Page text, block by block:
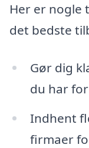
Her er nogle
det bedste
Gør dig
du har
Indhent
firmaer